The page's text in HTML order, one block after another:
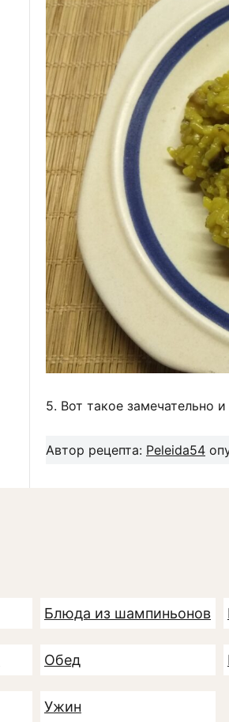
5. Вот такое замечательно
Автор рецепта: Peleida54
Блюда из шампиньонов
Обед
Ужин